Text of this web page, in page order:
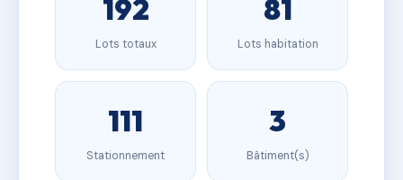
192
Lots totaux
81
Lots habitation
111
Stationnement
3
Bâtiment(s)